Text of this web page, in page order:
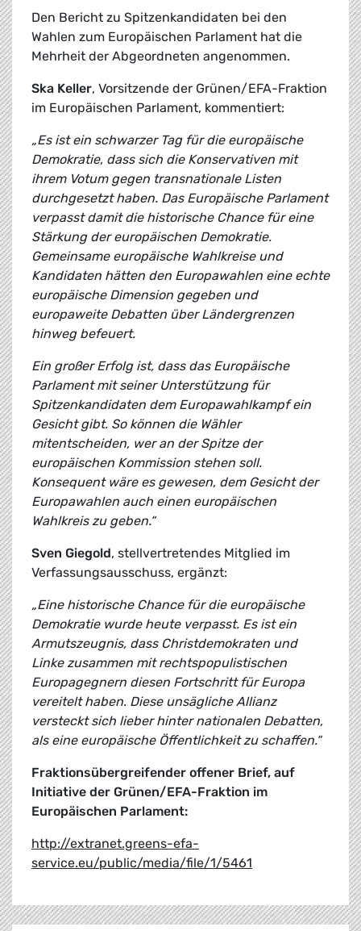
Den Bericht zu Spitzenkandidaten bei den
Wahlen zum Europäischen Parlament hat die
Mehrheit der Abgeordneten angenommen.
Ska Keller, Vorsitzende der Grünen/EFA-Fraktion
im Europäischen Parlament, kommentiert:
„Es ist ein schwarzer Tag für die europäische
Demokratie, dass sich die Konservativen mit
ihrem Votum gegen transnationale Listen
durchgesetzt haben. Das Europäische Parlament
verpasst damit die historische Chance für eine
Stärkung der europäischen Demokratie.
Gemeinsame europäische Wahlkreise und
Kandidaten hätten den Europawahlen eine echte
europäische Dimension gegeben und
europaweite Debatten über Ländergrenzen
hinweg befeuert.
Ein großer Erfolg ist, dass das Europäische
Parlament mit seiner Unterstützung für
Spitzenkandidaten dem Europawahlkampf ein
Gesicht gibt. So können die Wähler
mitentscheiden, wer an der Spitze der
europäischen Kommission stehen soll.
Konsequent wäre es gewesen, dem Gesicht der
Europawahlen auch einen europäischen
Wahlkreis zu geben.“
Sven Giegold, stellvertretendes Mitglied im
Verfassungsausschuss, ergänzt:
„Eine historische Chance für die europäische
Demokratie wurde heute verpasst. Es ist ein
Armutszeugnis, dass Christdemokraten und
Linke zusammen mit rechtspopulistischen
Europagegnern diesen Fortschritt für Europa
vereitelt haben. Diese unsägliche Allianz
versteckt sich lieber hinter nationalen Debatten,
als eine europäische Öffentlichkeit zu schaffen.“
Fraktionsübergreifender offener Brief, auf
Initiative der Grünen/EFA-Fraktion im
Europäischen Parlament:
http://extranet.greens-efa-
service.eu/public/media/file/1/5461